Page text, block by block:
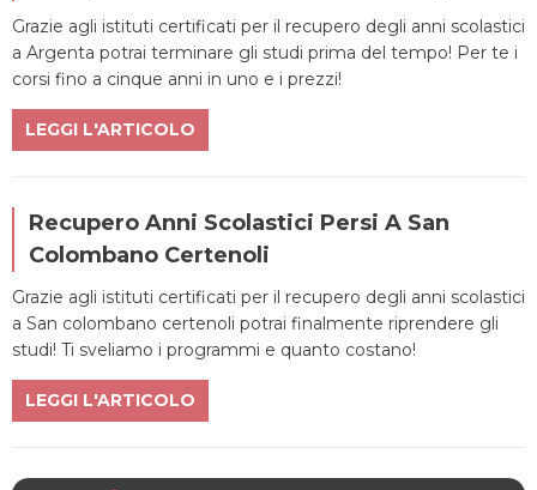
Grazie agli istituti certificati per il recupero degli anni scolastici
a Argenta potrai terminare gli studi prima del tempo! Per te i
corsi fino a cinque anni in uno e i prezzi!
LEGGI L'ARTICOLO
Recupero Anni Scolastici Persi A San
Colombano Certenoli
Grazie agli istituti certificati per il recupero degli anni scolastici
a San colombano certenoli potrai finalmente riprendere gli
studi! Ti sveliamo i programmi e quanto costano!
LEGGI L'ARTICOLO